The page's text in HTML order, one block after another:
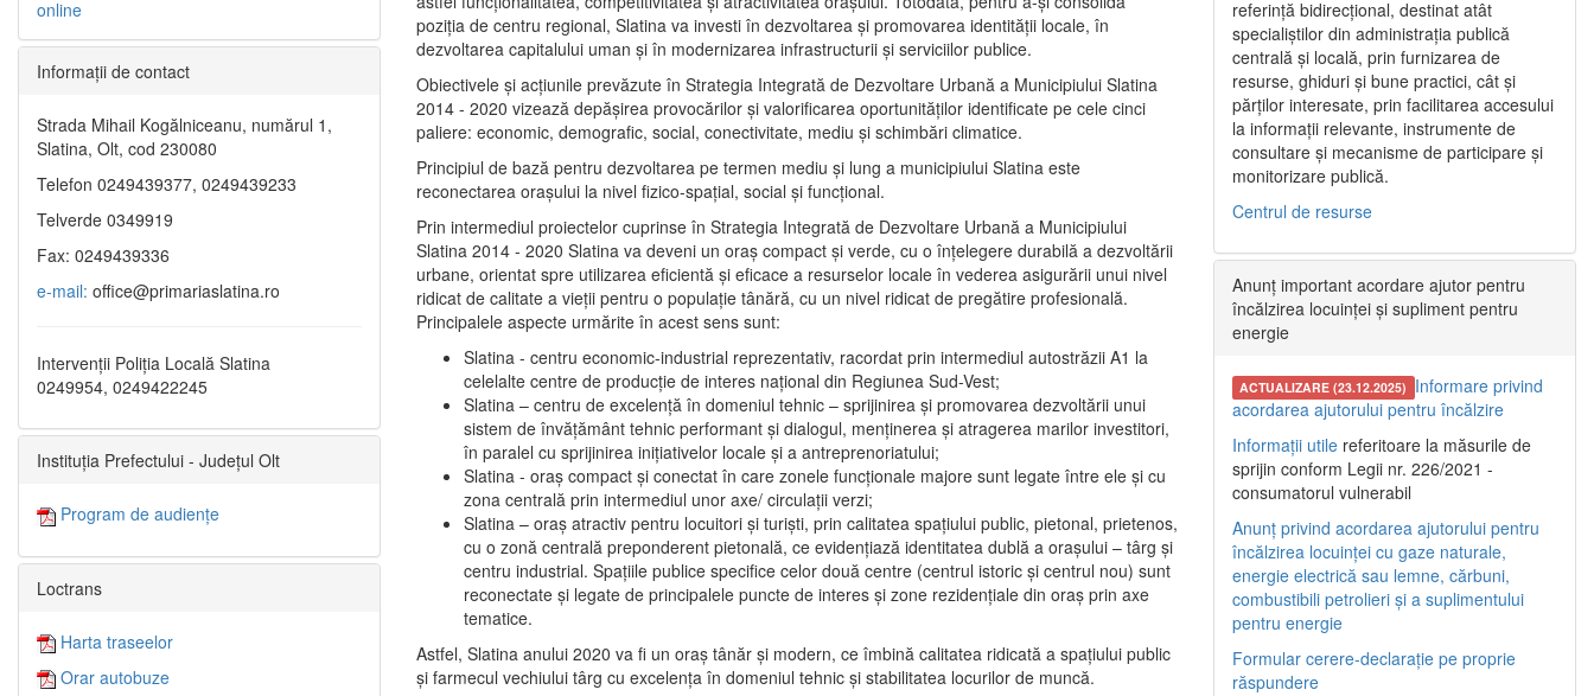
poziţia de centru regional, Slatina va investi în dezvoltarea şi promovarea identităţii locale, în
dezvoltarea capitalului uman şi în modernizarea infrastructurii şi serviciilor publice.
Obiectivele şi acţiunile prevăzute în Strategia Integrată de Dezvoltare Urbană a Municipiului Slatina
2014 - 2020 vizează depășirea provocărilor şi valorificarea oportunităţilor identificate pe cele cinci
paliere: economic, demografic, social, conectivitate, mediu şi schimbări climatice.
Principiul de bază pentru dezvoltarea pe termen mediu şi lung a municipiului Slatina este
reconectarea oraşului la nivel fizico-spaţial, social şi funcţional.
Prin intermediul proiectelor cuprinse în Strategia Integrată de Dezvoltare Urbană a Municipiului
Slatina 2014 - 2020 Slatina va deveni un oraş compact şi verde, cu o înţelegere durabilă a dezvoltării
urbane, orientat spre utilizarea eficientă şi eficace a resurselor locale în vederea asigurării unui nivel
ridicat de calitate a vieţii pentru o populaţie tânără, cu un nivel ridicat de pregătire profesională.
Principalele aspecte urmărite în acest sens sunt:
Slatina - centru economic-industrial reprezentativ, racordat prin intermediul autostrăzii A1 la
celelalte centre de producţie de interes naţional din Regiunea Sud-Vest;
Slatina – centru de excelenţă în domeniul tehnic – sprijinirea şi promovarea dezvoltării unui
sistem de învăţământ tehnic performant şi dialogul, menţinerea şi atragerea marilor investitori,
în paralel cu sprijinirea iniţiativelor locale şi a antreprenoriatului;
Slatina - oraş compact şi conectat în care zonele funcţionale majore sunt legate între ele şi cu
zona centrală prin intermediul unor axe/ circulații verzi;
Slatina – oraş atractiv pentru locuitori şi turişti, prin calitatea spaţiului public, pietonal, prietenos,
cu o zonă centrală preponderent pietonală, ce evidenţiază identitatea dublă a oraşului – târg şi
centru industrial. Spaţiile publice specifice celor două centre (centrul istoric şi centrul nou) sunt
reconectate şi legate de principalele puncte de interes şi zone rezidenţiale din oraş prin axe
tematice.
Astfel, Slatina anului 2020 va fi un oraş tânăr şi modern, ce îmbină calitatea ridicată a spaţiului public
şi farmecul vechiului târg cu excelenţa în domeniul tehnic şi stabilitatea locurilor de muncă.
online
Informaţii de contact
Strada Mihail Kogălniceanu, numărul 1,
Slatina, Olt, cod 230080
Telefon 0249439377, 0249439233
Telverde 0349919
Fax: 0249439336
e-mail: office@primariaslatina.ro
Intervenții Poliția Locală Slatina
0249954, 0249422245
Instituția Prefectului - Județul Olt
Program de audiențe
Loctrans
Harta traseelor
Orar autobuze
referință bidirecțional, destinat atât
specialiștilor din administrația publică
centrală și locală, prin furnizarea de
resurse, ghiduri și bune practici, cât și
părților interesate, prin facilitarea accesului
la informații relevante, instrumente de
consultare și mecanisme de participare și
monitorizare publică.
Centrul de resurse
Anunț important acordare ajutor pentru
încălzirea locuinței și supliment pentru
energie
ACTUALIZARE (23.12.2025) Informare privind
acordarea ajutorului pentru încălzire
Informații utile referitoare la măsurile de
sprijin conform Legii nr. 226/2021 -
consumatorul vulnerabil
Anunț privind acordarea ajutorului pentru
încălzirea locuinței cu gaze naturale,
energie electrică sau lemne, cărbuni,
combustibili petrolieri și a suplimentului
pentru energie
Formular cerere-declarație pe proprie
răspundere